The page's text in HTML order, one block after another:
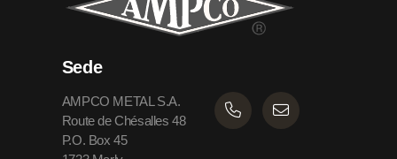
Sede
AMPCO METAL S.A.
Route de Chésalles 48
P.O. Box 45